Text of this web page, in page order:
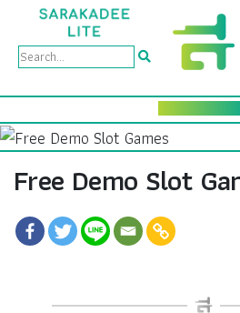
Free Demo Slot